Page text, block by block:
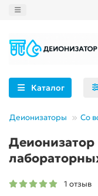
Каталог
Деионизаторы Cо
1 отзыв